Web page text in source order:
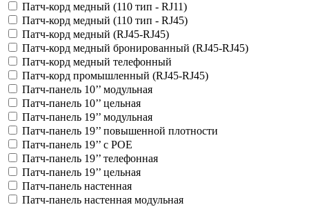
Патч-корд медный (110 тип - RJ11)
Патч-корд медный (110 тип - RJ45)
Патч-корд медный (RJ45-RJ45)
Патч-корд медный бронированный (RJ45-RJ45)
Патч-корд медный телефонный
Патч-корд промышленный (RJ45-RJ45)
Патч-панель 10’’ модульная
Патч-панель 10’’ цельная
Патч-панель 19’’ модульная
Патч-панель 19’’ повышенной плотности
Патч-панель 19’’ с POE
Патч-панель 19’’ телефонная
Патч-панель 19’’ цельная
Патч-панель настенная
Патч-панель настенная модульная